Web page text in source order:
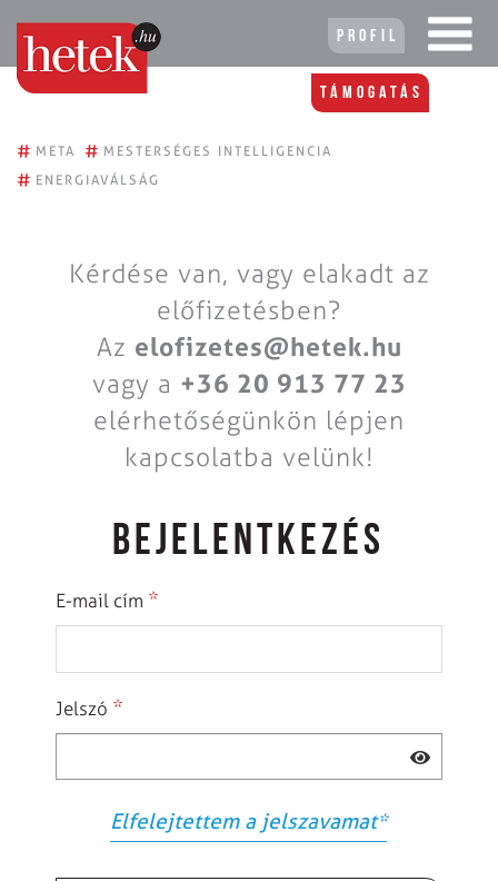
Profil
Támogatás
# META # MESTERSÉGES INTELLIGENCIA
# ENERGIAVÁLSÁG
Kérdése van, vagy elakadt az
előfizetésben?
Az elofizetes@hetek.hu
vagy a +36 20 913 77 23
elérhetőségünkön lépjen
kapcsolatba velünk!
BEJELENTKEZÉS
E-mail cím *
Jelszó *
Elfelejtettem a jelszavamat*